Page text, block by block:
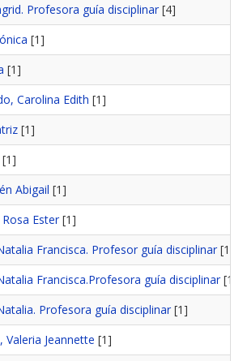
Profesora guía disciplinar[4]
[1]
[1]
Carolina Edith [1]
[1]
[1]
Abigail [1]
Ester[1]
Francisca. Profesor guía disciplinar[1]
Francisca.Profesora guía disciplinar[1]
Profesora guía disciplinar[1]
Valeria Jeannette [1]